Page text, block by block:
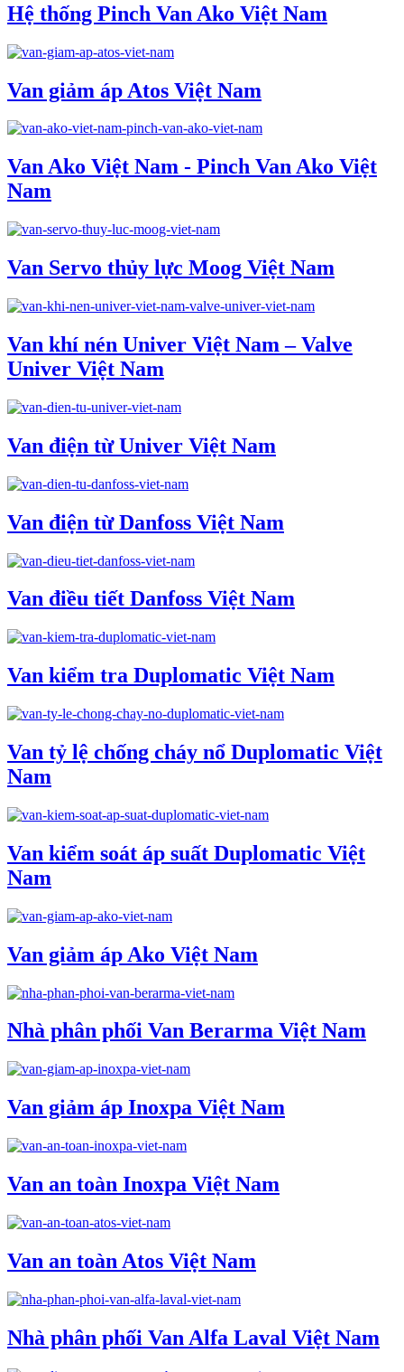
Hệ thống Pinch Van Ako Việt Nam
Van giảm áp Atos Việt Nam
Van Ako Việt Nam - Pinch Van Ako Việt
Nam
Van Servo thủy lực Moog Việt Nam
Van khí nén Univer Việt Nam – Valve
Univer Việt Nam
Van điện từ Univer Việt Nam
Van điện từ Danfoss Việt Nam
Van điều tiết Danfoss Việt Nam
Van kiểm tra Duplomatic Việt Nam
Van tỷ lệ chống cháy nổ Duplomatic Việt
Nam
Van kiểm soát áp suất Duplomatic Việt
Nam
Van giảm áp Ako Việt Nam
Nhà phân phối Van Berarma Việt Nam
Van giảm áp Inoxpa Việt Nam
Van an toàn Inoxpa Việt Nam
Van an toàn Atos Việt Nam
Nhà phân phối Van Alfa Laval Việt Nam